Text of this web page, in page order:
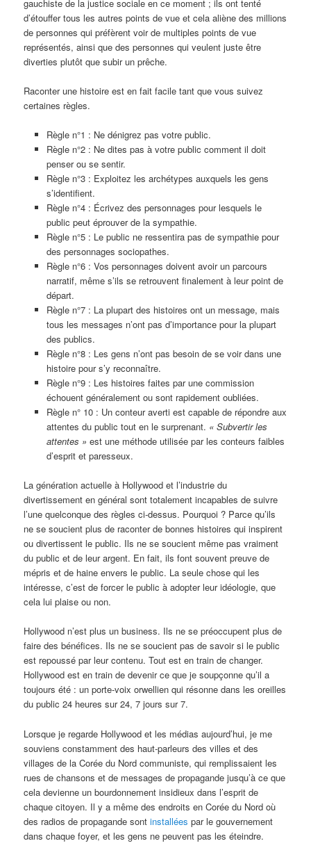
gauchiste de la justice sociale en ce moment ; ils ont tenté
d’étouffer tous les autres points de vue et cela aliène des millions
de personnes qui préfèrent voir de multiples points de vue
représentés, ainsi que des personnes qui veulent juste être
diverties plutôt que subir un prêche.
Raconter une histoire est en fait facile tant que vous suivez
certaines règles.
Règle n°1 : Ne dénigrez pas votre public.
Règle n°2 : Ne dites pas à votre public comment il doit
penser ou se sentir.
Règle n°3 : Exploitez les archétypes auxquels les gens
s’identifient.
Règle n°4 : Écrivez des personnages pour lesquels le
public peut éprouver de la sympathie.
Règle n°5 : Le public ne ressentira pas de sympathie pour
des personnages sociopathes.
Règle n°6 : Vos personnages doivent avoir un parcours
narratif, même s’ils se retrouvent finalement à leur point de
départ.
Règle n°7 : La plupart des histoires ont un message, mais
tous les messages n’ont pas d’importance pour la plupart
des publics.
Règle n°8 : Les gens n’ont pas besoin de se voir dans une
histoire pour s’y reconnaître.
Règle n°9 : Les histoires faites par une commission
échouent généralement ou sont rapidement oubliées.
Règle n° 10 : Un conteur averti est capable de répondre aux
attentes du public tout en le surprenant. « Subvertir les
attentes » est une méthode utilisée par les conteurs faibles
d’esprit et paresseux.
La génération actuelle à Hollywood et l’industrie du
divertissement en général sont totalement incapables de suivre
l’une quelconque des règles ci-dessus. Pourquoi ? Parce qu’ils
ne se soucient plus de raconter de bonnes histoires qui inspirent
ou divertissent le public. Ils ne se soucient même pas vraiment
du public et de leur argent. En fait, ils font souvent preuve de
mépris et de haine envers le public. La seule chose qui les
intéresse, c’est de forcer le public à adopter leur idéologie, que
cela lui plaise ou non.
Hollywood n’est plus un business. Ils ne se préoccupent plus de
faire des bénéfices. Ils ne se soucient pas de savoir si le public
est repoussé par leur contenu. Tout est en train de changer.
Hollywood est en train de devenir ce que je soupçonne qu’il a
toujours été : un porte-voix orwellien qui résonne dans les oreilles
du public 24 heures sur 24, 7 jours sur 7.
Lorsque je regarde Hollywood et les médias aujourd’hui, je me
souviens constamment des haut-parleurs des villes et des
villages de la Corée du Nord communiste, qui remplissaient les
rues de chansons et de messages de propagande jusqu’à ce que
cela devienne un bourdonnement insidieux dans l’esprit de
chaque citoyen. Il y a même des endroits en Corée du Nord où
des radios de propagande sontinstallées par le gouvernement
dans chaque foyer, et les gens ne peuvent pas les éteindre.